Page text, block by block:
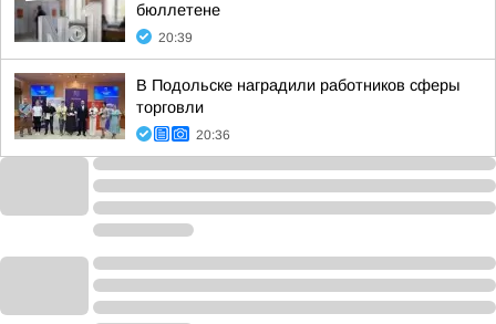
бюллетене
20:39
В Подольске наградили работников сферы
торговли
20:36